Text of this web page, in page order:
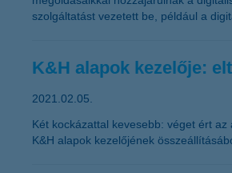
szolgáltatást vezetett be, például a
K&H alapok kezelője:
2021.02.05.
Két kockázattal kevesebb: véget ért
K&H alapok kezelőjének